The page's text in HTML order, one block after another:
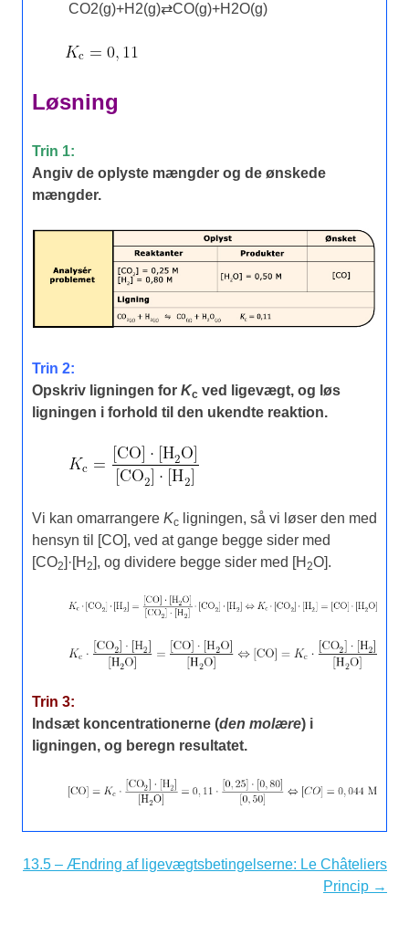
CO2(g)+H 2(g)⇄CO(g)+H 2O(g)
Løsning
Trin 1:
Angiv de oplyste mængder og de ønskede
mængder.
Trin 2:
Opskriv ligningen for Kc ved ligevægt, og løs
ligningen i forhold til den ukendte reaktion.
Vi kan omarrangere Kcligningen, så vi løser den med
hensyn til [CO], ved at gange begge sider med
[CO2]·[H 2], og dividere begge sider med [H 2O].
Trin 3:
Indsæt koncentrationerne (den molære) i
ligningen, og beregn resultatet.
13.5 – Ændring af ligevægtsbetingelserne: Le Châteliers
Princip →